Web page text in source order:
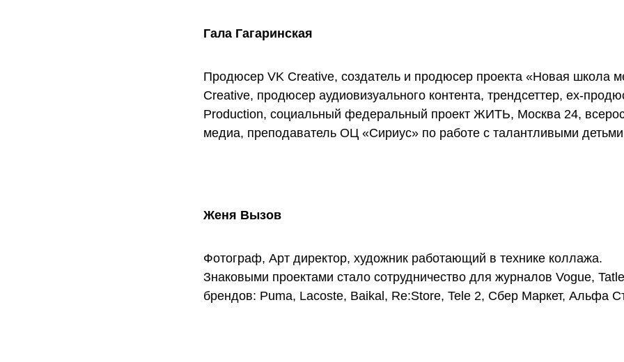
Гала Гагаринская
Продюсер VK Creative, создатель и продюсер проекта «Новая школа
Creative, продюсер аудиовизуального контента, трендсеттер, ex-
Production, социальный федеральный проект ЖИТЬ, Москва 24,
медиа, преподаватель ОЦ «Сириус» по работе с талантливыми
Женя Вызов
Фотограф, Арт директор, художник работающий в технике коллажа.
Знаковыми проектами стало сотрудничество для журналов Vogue,
брендов: Puma, Lacoste, Baikal, Re:Store, Tele 2, Сбер Маркет, Альфа